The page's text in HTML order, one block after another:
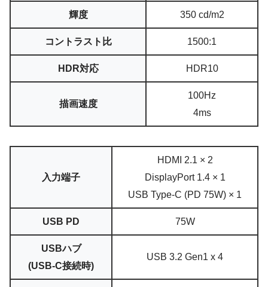
輝度 350 cd/m2
コントラスト比 1500:1
HDR対応 HDR10
描画速度
100Hz
4ms
入力端子
HDMI 2.1 × 2
DisplayPort 1.4 × 1
USB Type-C (PD 75W) × 1
USB PD 75W
USBハブ
(USB-C接続時)
USB 3.2 Gen1 x 4